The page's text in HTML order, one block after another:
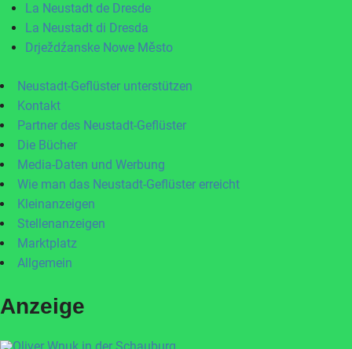
La Neustadt de Dresde
La Neustadt di Dresda
Drježdźanske Nowe Město
Neustadt-Geflüster unterstützen
Kontakt
Partner des Neustadt-Geflüster
Die Bücher
Media-Daten und Werbung
Wie man das Neustadt-Geflüster erreicht
Kleinanzeigen
Stellenanzeigen
Marktplatz
Allgemein
Anzeige